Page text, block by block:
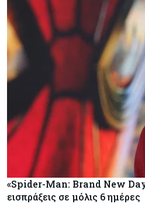
«Spider-Man: Brand New
εισπράξεις σε μόλις 6 ημέρες